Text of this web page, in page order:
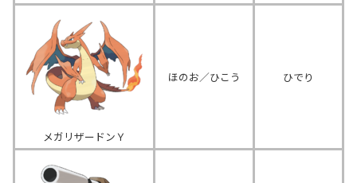
メガリザードンＹ
ほのお／ひこう ひでり